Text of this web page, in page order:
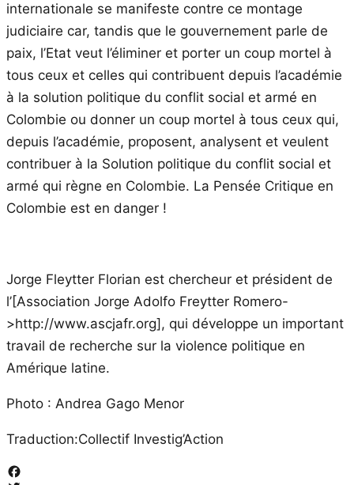
internationale se manifeste contre ce montage
judiciaire car, tandis que le gouvernement parle de
paix, l’Etat veut l’éliminer et porter un coup mortel à
tous ceux et celles qui contribuent depuis l’académie
à la solution politique du conflit social et armé en
Colombie ou donner un coup mortel à tous ceux qui,
depuis l’académie, proposent, analysent et veulent
contribuer à la Solution politique du conflit social et
armé qui règne en Colombie. La Pensée Critique en
Colombie est en danger !
Jorge Fleytter Florian est chercheur et président de
l’[Association Jorge Adolfo Freytter Romero-
>http://www.ascjafr.org], qui développe un important
travail de recherche sur la violence politique en
Amérique latine.
Photo : Andrea Gago Menor
Traduction:Collectif Investig’Action